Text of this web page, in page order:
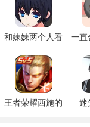
和妹妹两个人看
一直
王者荣耀西施的
迷